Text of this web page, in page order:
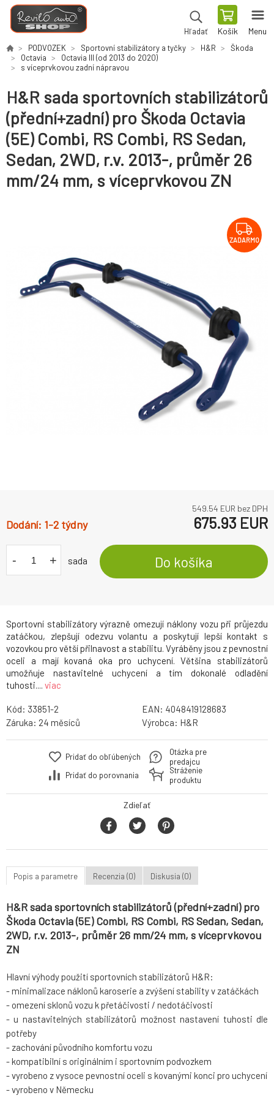
Hľadať Košík Menu
PODVOZEK Sportovní stabilizátory a tyčky H&R
Škoda
Octavia
Octavia III (od 2013 do 2020)
s víceprvkovou zadní nápravou
H&R sada sportovních stabilizátorů
(přední+zadní) pro Škoda Octavia
(5E) Combi, RS Combi, RS Sedan,
Sedan, 2WD, r.v. 2013-, průměr 26
mm/24 mm, s víceprvkovou ZN
ZADARMO
Sportovní stabilizátory výrazně omezují náklony vozu při průjezdu
zatáčkou, zlepšují odezvu volantu a poskytují lepší kontakt s
vozovkou pro větší přilnavost a stabilitu. Vyráběny jsou z pevnostní
oceli a mají kovaná oka pro uchycení. Většina stabilizátorů
umožňuje nastavitelné uchycení a tím dokonalé odladění
tuhosti.... viac
549.54 EUR bez DPH
1-2 týdny 675.93 EUR
- + sada Do košíka
Kód: 33851-2 EAN: 4048419128683
Záruka: 24 Výrobca: H&R
Pridať do obľúbených
Pridať do porovnania
Otázka pre
predajcu
Stráženie
produktu
Zdieľať
Popis a parametre Recenzia (0) Diskusia (0)
H&R sada sportovních stabilizátorů (přední+zadní) pro
Škoda Octavia (5E) Combi, RS Combi, RS Sedan, Sedan,
2WD, r.v. 2013-, průměr 26 mm/24 mm, s víceprvkovou
ZN
Hlavní výhody použití sportovních stabilizátorů H&R:
- minimalizace náklonů karoserie a zvýšení stability v zatáčkách
- omezení sklonů vozu k přetáčivosti / nedotáčivosti
- u nastavitelných stabilizátorů možnost nastavení tuhosti dle
potřeby
- zachování původního komfortu vozu
- kompatibilní s originálním i sportovním podvozkem
- vyrobeno z vysoce pevnostní oceli s kovanými konci pro uchycení
- vyrobeno v Německu